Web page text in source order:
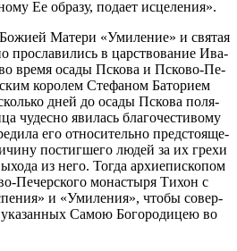
Ее об­ра­зу, по­да­ет ис­це­ле­ния».
Ма­те­ри «Уми­ле­ние» и свя­тая
про­сла­ви­лись в цар­ство­ва­ние Ива­
вре­мя оса­ды Пско­ва и Пско­во-Пе­
ко­ро­лем Сте­фа­ном Ба­то­ри­ем
дней до оса­ды Пско­ва по­ля­
чу­дес­но яви­лась бла­го­че­сти­во­му
его от­но­си­тель­но пред­сто­я­ще­
по­стиг­ше­го лю­дей за их гре­хи
из него. То­гда ар­хи­епи­ско­пом
Пе­чер­ско­го мо­на­сты­ря Ти­хон с
и «Уми­ле­ния», чтобы со­вер­
Са­мою Бо­го­ро­ди­цею во